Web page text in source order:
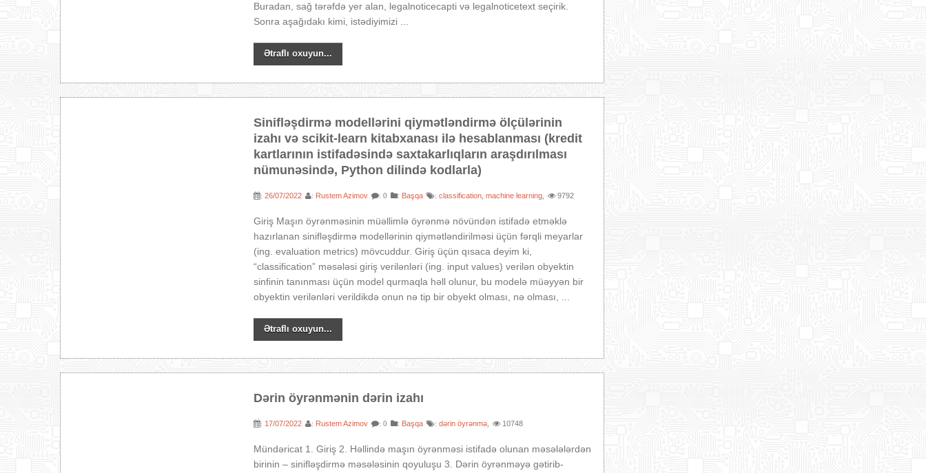
Buradan, sağ tərəfdə yer alan, legalnoticecapti və legalnoticetext seçirik.
Sonra aşağıdakı kimi, istədiyimizi ...
Ətraflı oxuyun...
Sinifləşdirmə modellərini qiymətləndirmə ölçülərinin
izahı və scikit-learn kitabxanası ilə hesablanması (kredit
kartlarının istifadəsində saxtakarlıqların araşdırılması
nümunəsində, Python dilində kodlarla)
:26/07/2022 : Rustem Azimov : 0 : Başqa :classification ,machine learning 9792
Giriş Maşın öyrənməsinin müəllimlə öyrənmə növündən istifadə etməklə
hazırlanan sinifləşdirmə modellərinin qiymətləndirilməsi üçün fərqli meyarlar
(ing. evaluation metrics) mövcuddur. Giriş üçün qısaca deyim ki,
“classification” məsələsi giriş verilənləri (ing. input values) verilən obyektin
sinfinin tanınması üçün model qurmaqla həll olunur, bu modelə müəyyən bir
obyektin verilənləri verildikdə onun nə tip bir obyekt olması, nə olması, ...
Ətraflı oxuyun...
Dərin öyrənmənin dərin izahı
: 17/07/2022 : Rustem Azimov : 0 : Başqa :dərin öyrənmə 10748
Mündəricat 1. Giriş 2. Həllində maşın öyrənməsi istifadə olunan məsələlərdən
birinin – sinifləşdirmə məsələsinin qoyuluşu 3. Dərin öyrənməyə gətirib-